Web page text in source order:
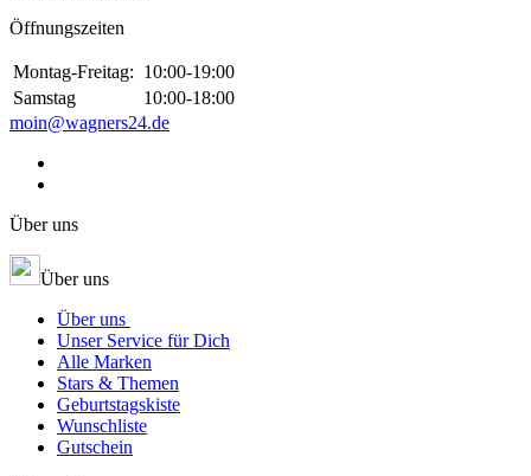
Öffnungszeiten
Montag-Freitag: 10:00-19:00
Samstag
10:00-18:00
moin@wagners24.de
Über uns
Über uns
Über uns
Unser Service für Dich
Alle Marken
Stars & Themen
Geburtstagskiste
Wunschliste
Gutschein